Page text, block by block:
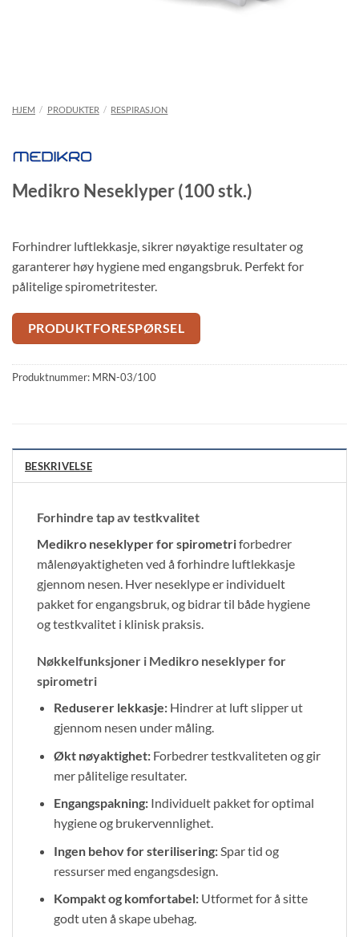
HJEM / PRODUKTER / RESPIRASJON
Medikro Neseklyper (100 stk.)
Forhindrer luftlekkasje, sikrer nøyaktige resultater og
garanterer høy hygiene med engangsbruk. Perfekt for
pålitelige spirometritester.
PRODUKTFORESPØRSEL
Produktnummer: MRN-03/100
BESKRIVELSE
Forhindre tap av testkvalitet
Medikro neseklyper for spirometriforbedrer
målenøyaktigheten ved å forhindre luftlekkasje
gjennom nesen. Hver neseklype er individuelt
pakket for engangsbruk, og bidrar til både hygiene
og testkvalitet i klinisk praksis.
Nøkkelfunksjoner i Medikro neseklyper for
spirometri
Reduserer lekkasje:Hindrer at luft slipper ut
gjennom nesen under måling.
Økt nøyaktighet:Forbedrer testkvaliteten og gir
mer pålitelige resultater.
Engangspakning:Individuelt pakket for optimal
hygiene og brukervennlighet.
Ingen behov for sterilisering:Spar tid og
ressurser med engangsdesign.
Kompakt og komfortabel:Utformet for å sitte
godt uten å skape ubehag.